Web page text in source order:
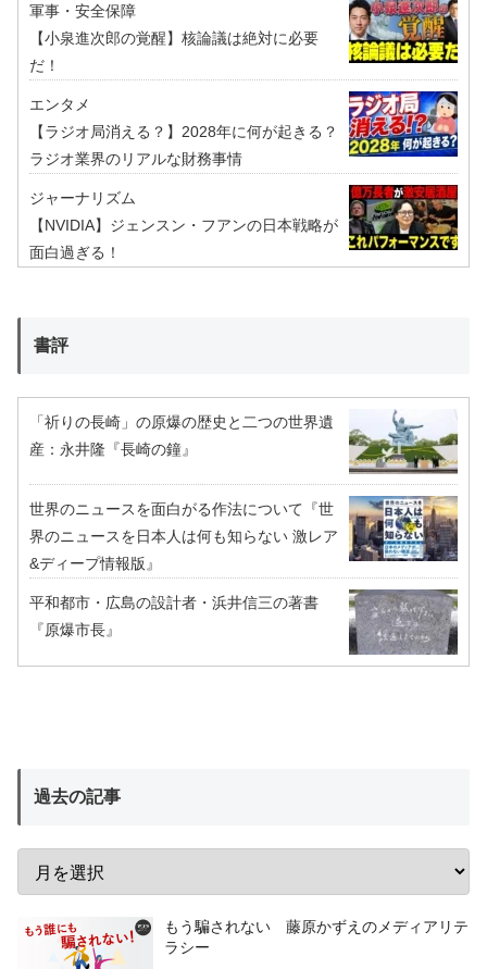
軍事・安全保障
【小泉進次郎の覚醒】核論議は絶対に必要
だ！
エンタメ
【ラジオ局消える？】2028年に何が起きる？
ラジオ業界のリアルな財務事情
ジャーナリズム
【NVIDIA】ジェンスン・フアンの日本戦略が
面白過ぎる！
書評
「祈りの長崎」の原爆の歴史と二つの世界遺
産：永井隆『長崎の鐘』
世界のニュースを面白がる作法について『世
界のニュースを日本人は何も知らない 激レア
&ディープ情報版』
平和都市・広島の設計者・浜井信三の著書
『原爆市長』
過去の記事
もう騙されない 藤原かずえのメディアリテ
ラシー